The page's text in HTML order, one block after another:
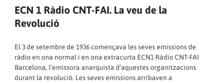
ECN 1 Ràdio CNT-FAI. La veu de la
Revolució
El 3 de setembre de 1936 començava les seves emissions de
ràdio en ona normal i en ona extracurta ECN1 Ràdio CNT-FAI
Barcelona, l’emissora anarquista d’aquestes organitzacions
durant la revolució. Les seves emissions arribaven a